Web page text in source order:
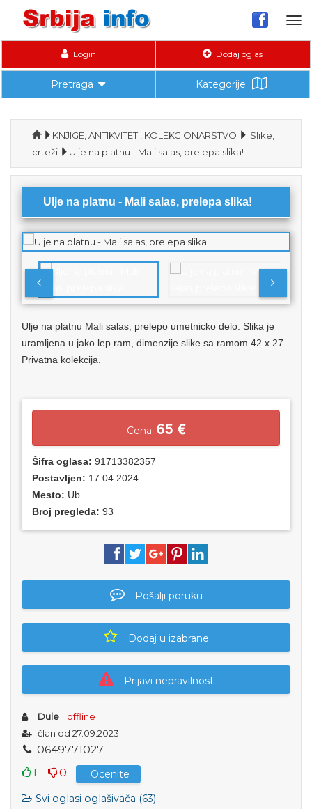
Login Dodaj oglas
Pretraga Kategorije
KNJIGE, ANTIKVITETI, KOLEKCIONARSTVO
Slike,
crteži
Ulje na platnu - Mali salas, prelepa slika!
Ulje na platnu - Mali salas, prelepa slika!
Ulje na platnu Mali salas, prelepo umetnicko delo. Slika je
uramljena u jako lep ram, dimenzije slike sa ramom 42 x 27.
Privatna kolekcija.
Cena: 65 €
Šifra oglasa: 91713382357
Postavljen: 17.04.2024
Mesto: Ub
Broj pregleda: 93
Pošalji poruku
Dodaj u izabrane
Prijavi nepravilnost
Dule
offline
član od 27.09.2023
0649771027
1
0
Ocenite
Svi oglasi oglašivača (63)